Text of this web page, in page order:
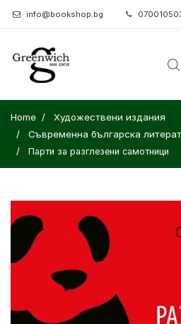
info@bookshop.bg
Home
Художествени издания
Съвременна българска
Парти за разглезени самотници